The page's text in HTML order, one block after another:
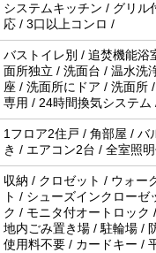
システムキッチン / グリル
応 / 3口以上コンロ /
バストイレ別 / 追焚機能浴
面所独立 / 洗面台 / 温水洗
座 / 洗面所にドア / 洗面所
専用 / 24時間換気システ
1フロア2住戸 / 角部屋 / バ
き / エアコン2台 / 全室照
収納 / クロゼット / ウォー
ト / シューズインクローゼ
ク / モニタ付オートロック
地内ごみ置き場 / 駐輪場 /
使用料不要 / カードキー /